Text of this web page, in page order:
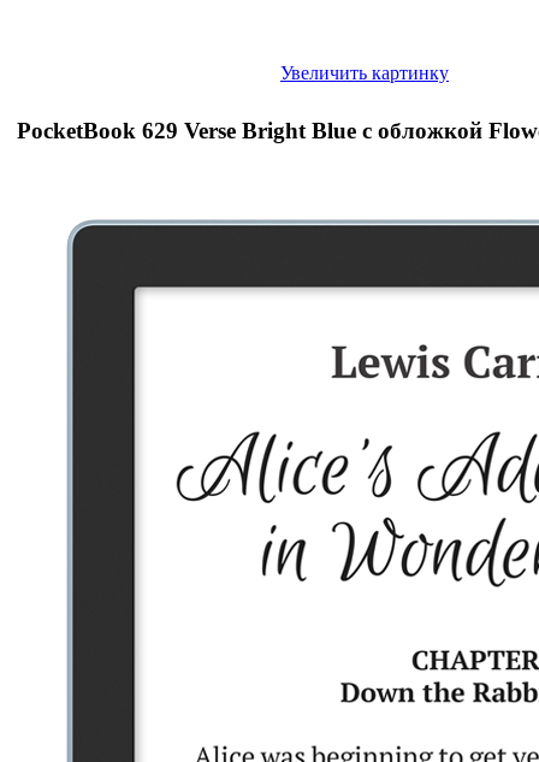
Увеличить картинку
PocketBook 629 Verse Bright Blue с обложкой